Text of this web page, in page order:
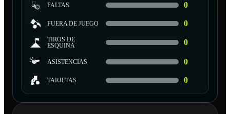
FALTAS 0
FUERA DE JUEGO 0
TIROS DE
ESQUINA
0
ASISTENCIAS 0
TARJETAS 0